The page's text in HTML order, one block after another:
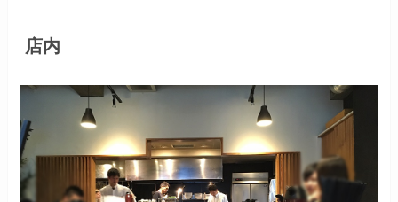
店内